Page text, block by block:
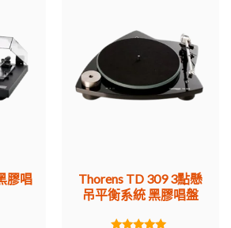
盤配備了 Thorens TP 25 唱臂，後來
始的 TP 16。稱為 TD 125 LB 的更大
達 16″ 的長唱臂。例如，用於專業用
TD 150，並在 1990 年代之前生產了
重、更穩定，懸掛式副底盤的原理一
膠唱
Thorens TD 309 3點懸
吊平衡系統 黑膠唱盤